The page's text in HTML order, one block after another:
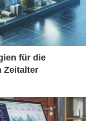
für die
Zeitalter